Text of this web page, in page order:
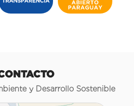
y Desarrollo Sostenible